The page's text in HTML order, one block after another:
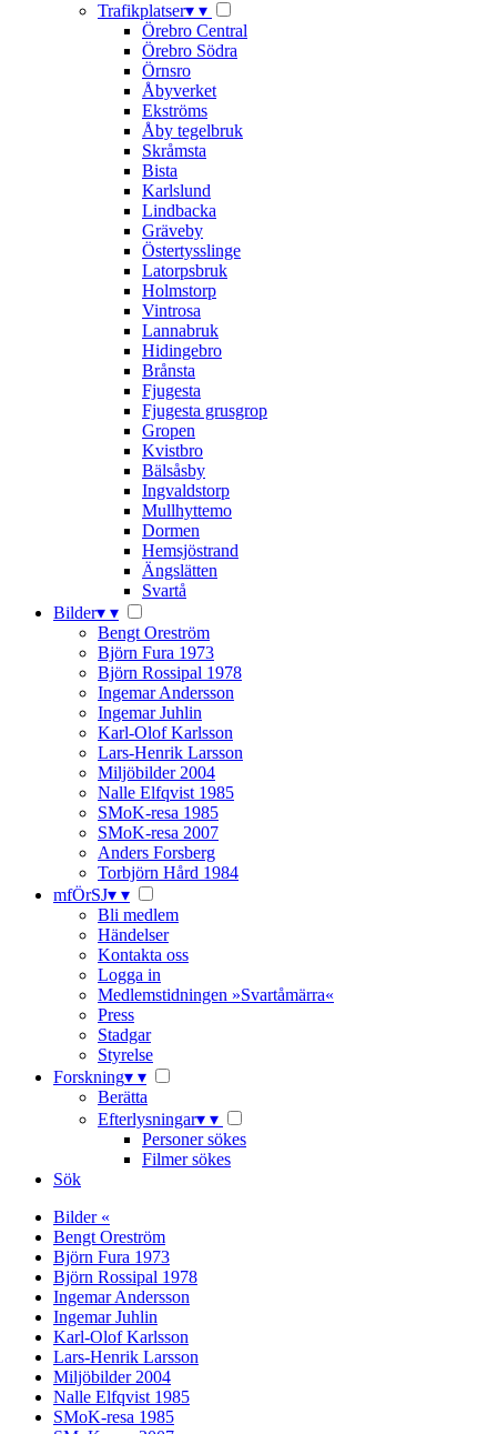
Trafikplatser▾ ▾
Örebro Central
Örebro Södra
Örnsro
Åbyverket
Ekströms
Åby tegelbruk
Skråmsta
Bista
Karlslund
Lindbacka
Gräveby
Östertysslinge
Latorpsbruk
Holmstorp
Vintrosa
Lannabruk
Hidingebro
Brånsta
Fjugesta
Fjugesta grusgrop
Gropen
Kvistbro
Bälsåsby
Ingvaldstorp
Mullhyttemo
Dormen
Hemsjöstrand
Ängslätten
Svartå
Bilder▾ ▾
Bengt Oreström
Björn Fura 1973
Björn Rossipal 1978
Ingemar Andersson
Ingemar Juhlin
Karl-Olof Karlsson
Lars-Henrik Larsson
Miljöbilder 2004
Nalle Elfqvist 1985
SMoK-resa 1985
SMoK-resa 2007
Anders Forsberg
Torbjörn Hård 1984
mfÖrSJ▾ ▾
Bli medlem
Händelser
Kontakta oss
Logga in
Medlemstidningen »Svartåmärra«
Press
Stadgar
Styrelse
Forskning▾ ▾
Berätta
Efterlysningar▾ ▾
Personer sökes
Filmer sökes
Sök
Bilder «
Bengt Oreström
Björn Fura 1973
Björn Rossipal 1978
Ingemar Andersson
Ingemar Juhlin
Karl-Olof Karlsson
Lars-Henrik Larsson
Miljöbilder 2004
Nalle Elfqvist 1985
SMoK-resa 1985